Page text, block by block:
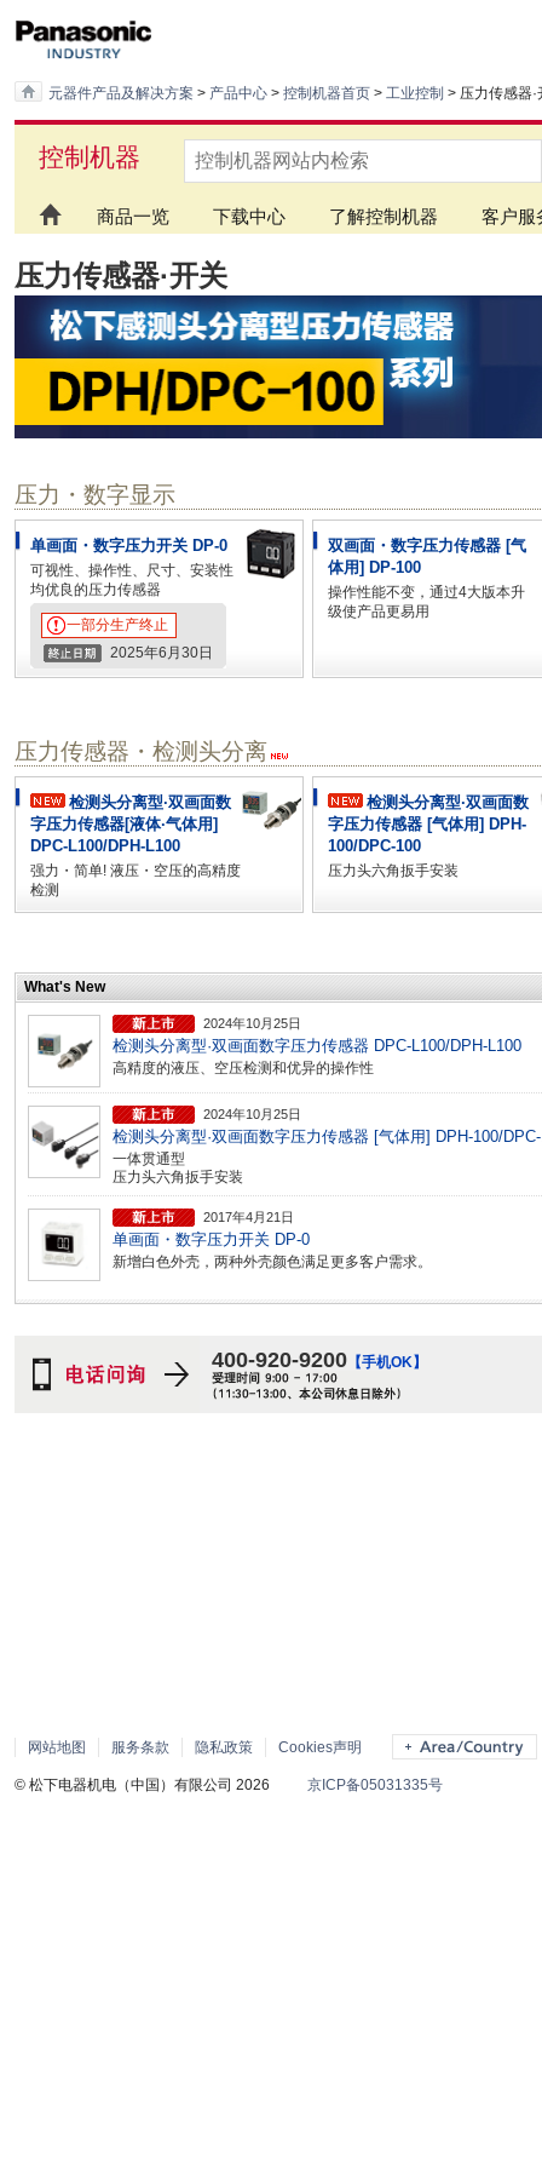
元器件产品及解决方案 > 产品中心 > 控制机器首页 > 工业控制 > 压力传感器·
控制机器
商品一览 下载中心 了解控制机器 客户服
压力传感器·开关
压力・数字显示
单画面・数字压力开关 DP-0
可视性、操作性、尺寸、安装性
均优良的压力传感器
一部分生产终止
2025年6月30日
双画面・数字压力传感器 [气
体用] DP-100
操作性能不变，通过4大版本升
级使产品更易用
压力传感器・检测头分离
检测头分离型·双画面数
字压力传感器[液体·气体用]
DPC-L100/DPH-L100
强力・简单! 液压・空压的高精度
检测
检测头分离型·双画面数
字压力传感器 [气体用] DPH-
100/DPC-100
压力头六角扳手安装
What's New
2024年10月25日
检测头分离型·双画面数字压力传感器 DPC-L100/DPH-L100
高精度的液压、空压检测和优异的操作性
2024年10月25日
检测头分离型·双画面数字压力传感器 [气体用] DPH-100/
一体贯通型
压力头六角扳手安装
2017年4月21日
单画面・数字压力开关 DP-0
新增白色外壳，两种外壳颜色满足更多客户需求。
400-920-9200 【手机OK】
网站地图 服务条款 隐私政策 Cookies声明
© 松下电器机电（中国）有限公司 2026 京ICP备05031335号